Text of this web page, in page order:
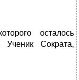
осталось
Ученик Сократа,